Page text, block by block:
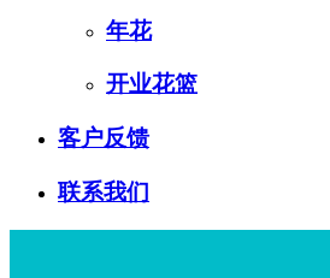
年花
开业花篮
客户反馈
联系我们